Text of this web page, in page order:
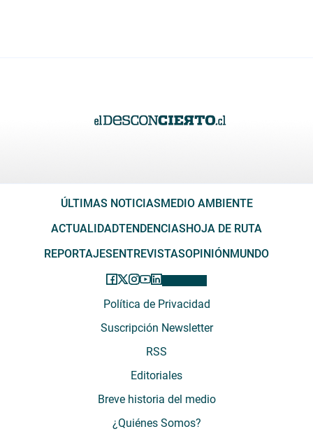
ÚLTIMAS NOTICIASMEDIO AMBIENTE
ACTUALIDADTENDENCIASHOJA DE RUTA
REPORTAJESENTREVISTASOPINIÓNMUNDO
Política de Privacidad
Suscripción Newsletter
RSS
Editoriales
Breve historia del medio
¿Quiénes Somos?